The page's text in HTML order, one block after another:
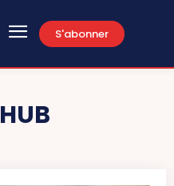
S'abonner
HUB